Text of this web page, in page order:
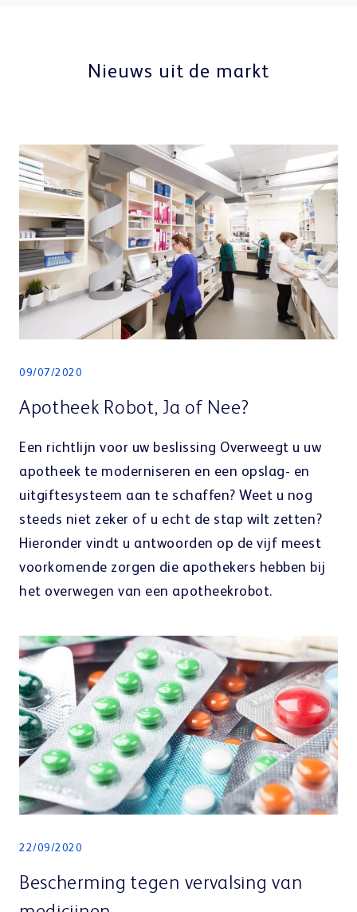
Nieuws uit de markt
09/07/2020
Apotheek Robot, Ja of Nee?
Een richtlijn voor uw beslissing Overweegt u uw
apotheek te moderniseren en een opslag- en
uitgiftesysteem aan te schaffen? Weet u nog
steeds niet zeker of u echt de stap wilt zetten?
Hieronder vindt u antwoorden op de vijf meest
voorkomende zorgen die apothekers hebben bij
het overwegen van een apotheekrobot.
22/09/2020
Bescherming tegen vervalsing van